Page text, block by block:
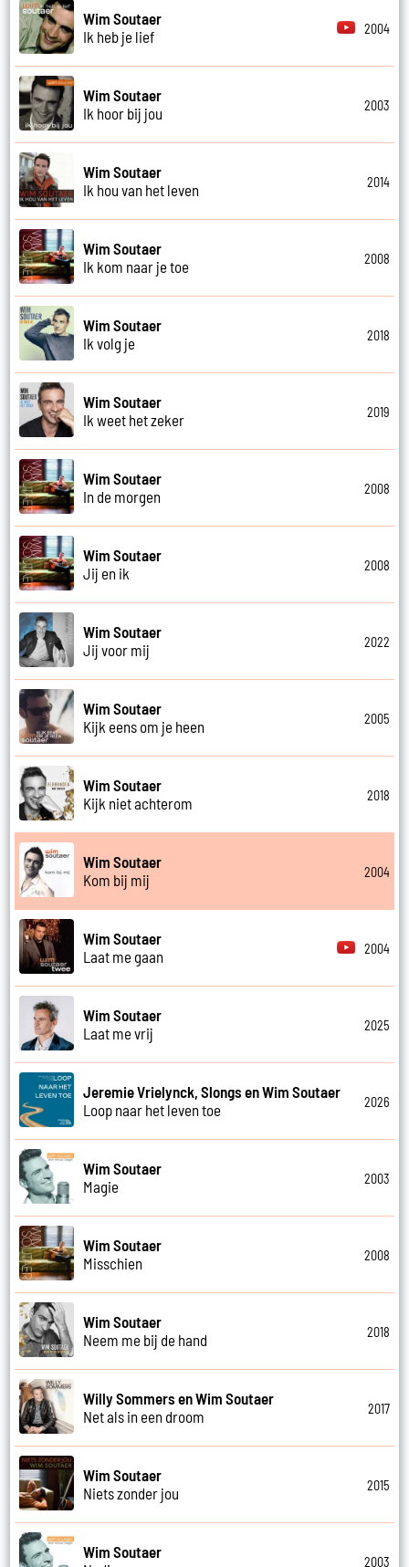
Wim Soutaer
Ik heb je lief
2004
Wim Soutaer
Ik hoor bij jou
2003
Wim Soutaer
Ik hou van het leven
2014
Wim Soutaer
Ik kom naar je toe
2008
Wim Soutaer
Ik volg je
2018
Wim Soutaer
Ik weet het zeker
2019
Wim Soutaer
In de morgen
2008
Wim Soutaer
Jij en ik
2008
Wim Soutaer
Jij voor mij
2022
Wim Soutaer
Kijk eens om je heen
2005
Wim Soutaer
Kijk niet achterom
2018
Wim Soutaer
Kom bij mij
2004
Wim Soutaer
Laat me gaan
2004
Wim Soutaer
Laat me vrij
2025
Jeremie Vrielynck, Slongs en Wim Soutaer
Loop naar het leven toe
2026
Wim Soutaer
Magie
2003
Wim Soutaer
Misschien
2008
Wim Soutaer
Neem me bij de hand
2018
Willy Sommers en Wim Soutaer
Net als in een droom
2017
Wim Soutaer
Niets zonder jou
2015
Wim Soutaer
2003